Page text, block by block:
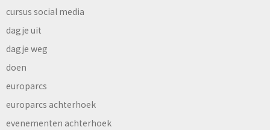
cursus social media
dagje uit
dagje weg
doen
europarcs
europarcs achterhoek
evenementen achterhoek